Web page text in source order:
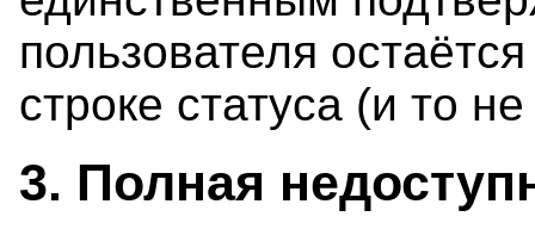
пользователя
строке статуса (и то
3. Полная